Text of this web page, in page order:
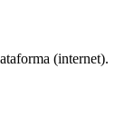
(internet).